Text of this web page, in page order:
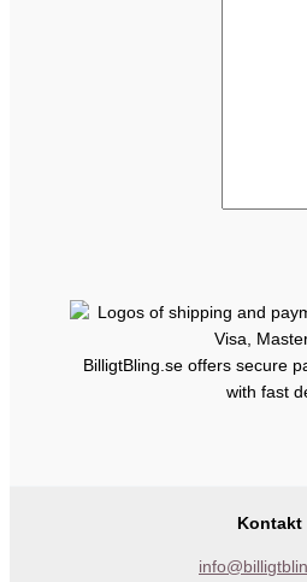
BilligtBling.se offers secure
with fast
Kontakt